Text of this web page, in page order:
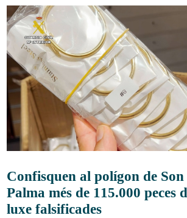
Confisquen al polígon de
Palma més de 115.000 peces
luxe falsificades